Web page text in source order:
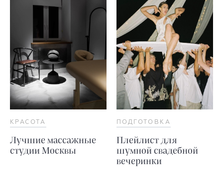
КРАСОТА
Лучшие массажные
студии Москвы
ПОДГОТОВКА
Плейлист для
шумной свадебной
вечеринки